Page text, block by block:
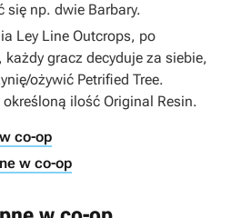
się np. dwie Barbary.
Ley Line Outcrops, po
gracz decyduje za siebie,
ożywić Petrified Tree.
ilość Original Resin.
co-op
w co-op